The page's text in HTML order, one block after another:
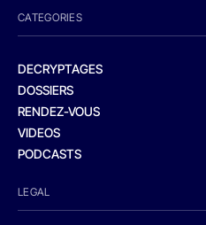
CATEGORIES
DECRYPTAGES
DOSSIERS
RENDEZ-VOUS
VIDEOS
PODCASTS
LEGAL